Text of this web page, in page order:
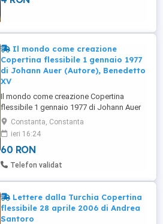
Il mondo come creazione
Copertina flessibile 1 gennaio 1977
di Johann Auer (Autore), Benedetto
XV
Il mondo come creazione Copertina
flessibile 1 gennaio 1977 di Johann Auer
(Autore), Benedetto XVI (Joseph
Ratzinger) Dettagli prodotto Editore :
Cittadella (1 gennaio 1977) Lingua :
Italiano Copertina flessibile : 680 pagine
ISBN-10 : 8830802441 ISBN-13 : ...
Constanta, Constanta
ieri 16:24
60 RON
Telefon validat
Lettere dalla Turchia Copertina
flessibile 28 aprile 2006 di Andrea
Santoro